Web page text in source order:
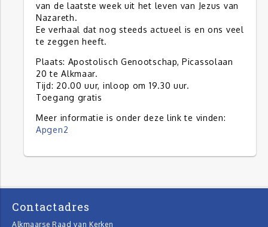
van de laatste week uit het leven van Jezus van
Nazareth.
Ee verhaal dat nog steeds actueel is en ons veel
te zeggen heeft.
Plaats: Apostolisch Genootschap, Picassolaan
20 te Alkmaar.
Tijd: 20.00 uur, inloop om 19.30 uur.
Toegang gratis
Meer informatie is onder deze link te vinden:
Apgen2
Contactadres
Alkmaarse Raad van Kerken